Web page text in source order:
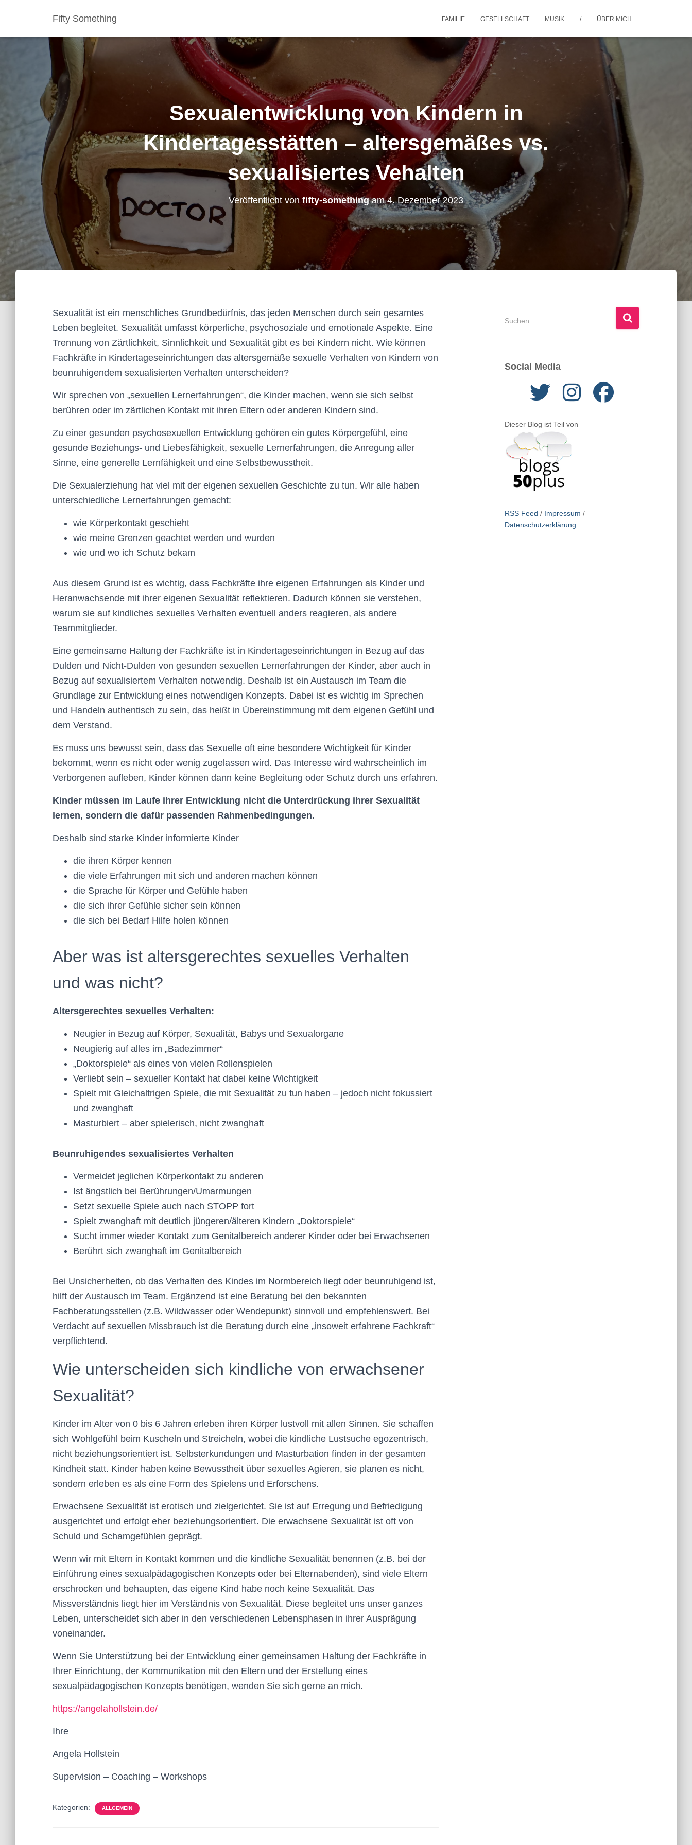
Fifty Something FAMILIE GESELLSCHAFT MUSIK / ÜBER MICH
Sexualentwicklung von Kindern in
Kindertagesstätten – altersgemäßes vs.
sexualisiertes Vehalten
Veröffentlicht von fifty-somethingam4. Dezember 2023
Sexualität ist ein menschliches Grundbedürfnis, das jeden Menschen durch sein gesamtes
Leben begleitet. Sexualität umfasst körperliche, psychosoziale und emotionale Aspekte. Eine
Trennung von Zärtlichkeit, Sinnlichkeit und Sexualität gibt es bei Kindern nicht. Wie können
Fachkräfte in Kindertageseinrichtungen das altersgemäße sexuelle Verhalten von Kindern von
beunruhigendem sexualisierten Verhalten unterscheiden?
Wir sprechen von „sexuellen Lernerfahrungen“, die Kinder machen, wenn sie sich selbst
berühren oder im zärtlichen Kontakt mit ihren Eltern oder anderen Kindern sind.
Zu einer gesunden psychosexuellen Entwicklung gehören ein gutes Körpergefühl, eine
gesunde Beziehungs- und Liebesfähigkeit, sexuelle Lernerfahrungen, die Anregung aller
Sinne, eine generelle Lernfähigkeit und eine Selbstbewusstheit.
Die Sexualerziehung hat viel mit der eigenen sexuellen Geschichte zu tun. Wir alle haben
unterschiedliche Lernerfahrungen gemacht:
wie Körperkontakt geschieht
wie meine Grenzen geachtet werden und wurden
wie und wo ich Schutz bekam
Aus diesem Grund ist es wichtig, dass Fachkräfte ihre eigenen Erfahrungen als Kinder und
Heranwachsende mit ihrer eigenen Sexualität reflektieren. Dadurch können sie verstehen,
warum sie auf kindliches sexuelles Verhalten eventuell anders reagieren, als andere
Teammitglieder.
Eine gemeinsame Haltung der Fachkräfte ist in Kindertageseinrichtungen in Bezug auf das
Dulden und Nicht-Dulden von gesunden sexuellen Lernerfahrungen der Kinder, aber auch in
Bezug auf sexualisiertem Verhalten notwendig. Deshalb ist ein Austausch im Team die
Grundlage zur Entwicklung eines notwendigen Konzepts. Dabei ist es wichtig im Sprechen
und Handeln authentisch zu sein, das heißt in Übereinstimmung mit dem eigenen Gefühl und
dem Verstand.
Es muss uns bewusst sein, dass das Sexuelle oft eine besondere Wichtigkeit für Kinder
bekommt, wenn es nicht oder wenig zugelassen wird. Das Interesse wird wahrscheinlich im
Verborgenen aufleben, Kinder können dann keine Begleitung oder Schutz durch uns erfahren.
Kinder müssen im Laufe ihrer Entwicklung nicht die Unterdrückung ihrer Sexualität
lernen, sondern die dafür passenden Rahmenbedingungen.
Deshalb sind starke Kinder informierte Kinder
die ihren Körper kennen
die viele Erfahrungen mit sich und anderen machen können
die Sprache für Körper und Gefühle haben
die sich ihrer Gefühle sicher sein können
die sich bei Bedarf Hilfe holen können
Aber was ist altersgerechtes sexuelles Verhalten
und was nicht?
Altersgerechtes sexuelles Verhalten:
Neugier in Bezug auf Körper, Sexualität, Babys und Sexualorgane
Neugierig auf alles im „Badezimmer“
„Doktorspiele“ als eines von vielen Rollenspielen
Verliebt sein – sexueller Kontakt hat dabei keine Wichtigkeit
Spielt mit Gleichaltrigen Spiele, die mit Sexualität zu tun haben – jedoch nicht fokussiert
und zwanghaft
Masturbiert – aber spielerisch, nicht zwanghaft
Beunruhigendes sexualisiertes Verhalten
Vermeidet jeglichen Körperkontakt zu anderen
Ist ängstlich bei Berührungen/Umarmungen
Setzt sexuelle Spiele auch nach STOPP fort
Spielt zwanghaft mit deutlich jüngeren/älteren Kindern „Doktorspiele“
Sucht immer wieder Kontakt zum Genitalbereich anderer Kinder oder bei Erwachsenen
Berührt sich zwanghaft im Genitalbereich
Bei Unsicherheiten, ob das Verhalten des Kindes im Normbereich liegt oder beunruhigend ist,
hilft der Austausch im Team. Ergänzend ist eine Beratung bei den bekannten
Fachberatungsstellen (z.B. Wildwasser oder Wendepunkt) sinnvoll und empfehlenswert. Bei
Verdacht auf sexuellen Missbrauch ist die Beratung durch eine „insoweit erfahrene Fachkraft“
verpflichtend.
Wie unterscheiden sich kindliche von erwachsener
Sexualität?
Kinder im Alter von 0 bis 6 Jahren erleben ihren Körper lustvoll mit allen Sinnen. Sie schaffen
sich Wohlgefühl beim Kuscheln und Streicheln, wobei die kindliche Lustsuche egozentrisch,
nicht beziehungsorientiert ist. Selbsterkundungen und Masturbation finden in der gesamten
Kindheit statt. Kinder haben keine Bewusstheit über sexuelles Agieren, sie planen es nicht,
sondern erleben es als eine Form des Spielens und Erforschens.
Erwachsene Sexualität ist erotisch und zielgerichtet. Sie ist auf Erregung und Befriedigung
ausgerichtet und erfolgt eher beziehungsorientiert. Die erwachsene Sexualität ist oft von
Schuld und Schamgefühlen geprägt.
Wenn wir mit Eltern in Kontakt kommen und die kindliche Sexualität benennen (z.B. bei der
Einführung eines sexualpädagogischen Konzepts oder bei Elternabenden), sind viele Eltern
erschrocken und behaupten, das eigene Kind habe noch keine Sexualität. Das
Missverständnis liegt hier im Verständnis von Sexualität. Diese begleitet uns unser ganzes
Leben, unterscheidet sich aber in den verschiedenen Lebensphasen in ihrer Ausprägung
voneinander.
Wenn Sie Unterstützung bei der Entwicklung einer gemeinsamen Haltung der Fachkräfte in
Ihrer Einrichtung, der Kommunikation mit den Eltern und der Erstellung eines
sexualpädagogischen Konzepts benötigen, wenden Sie sich gerne an mich.
https://angelahollstein.de/
Ihre
Angela Hollstein
Supervision – Coaching – Workshops
Kategorien: ALLGEMEIN
S
u
e
Social Media
Dieser Blog ist Teil von
RSS Feed / Impressum /
Datenschutzerklärung